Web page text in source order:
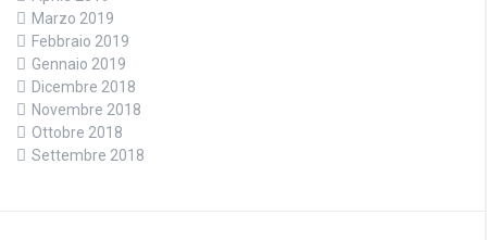
Marzo 2019
Febbraio 2019
Gennaio 2019
Dicembre 2018
Novembre 2018
Ottobre 2018
Settembre 2018